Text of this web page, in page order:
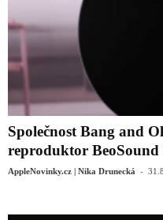
Společnost Bang and
reproduktor BeoSound
AppleNovinky.cz | Nika Drunecká -